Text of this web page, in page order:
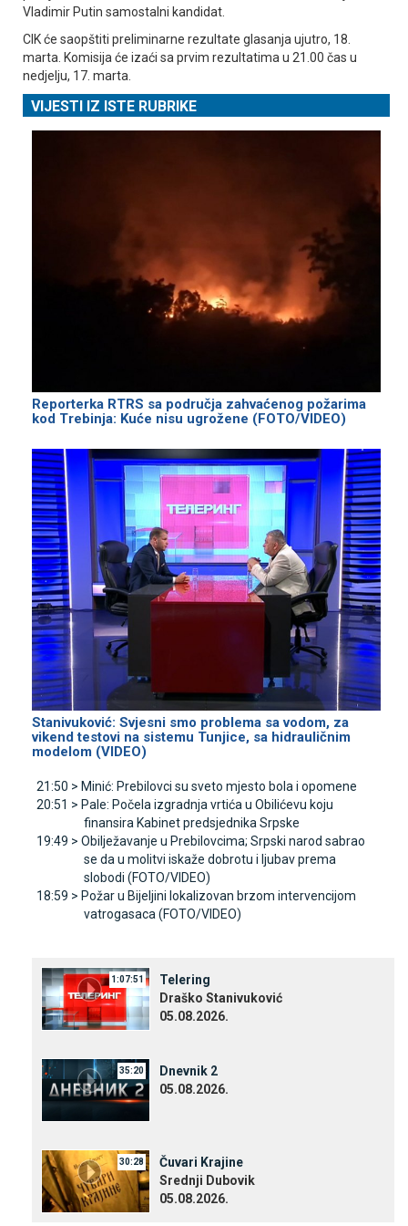
Vladimir Putin samostalni kandidat.
CIK će saopštiti preliminarne rezultate glasanja ujutro, 18.
marta. Komisija će izaći sa prvim rezultatima u 21.00 čas u
nedjelju, 17. marta.
VIJESTI IZ ISTE RUBRIKE
Reporterka RTRS sa područja zahvaćenog požarima
kod Trebinja: Kuće nisu ugrožene (FOTO/VIDEO)
Stanivuković: Svjesni smo problema sa vodom, za
vikend testovi na sistemu Tunjice, sa hidrauličnim
modelom (VIDEO)
21:50 > Minić: Prebilovci su sveto mjesto bola i opomene
20:51 > Pale: Počela izgradnja vrtića u Obilićevu koju
finansira Kabinet predsjednika Srpske
19:49 > Obilježavanje u Prebilovcima; Srpski narod sabrao
se da u molitvi iskaže dobrotu i ljubav prema
slobodi (FOTO/VIDEO)
18:59 > Požar u Bijeljini lokalizovan brzom intervencijom
vatrogasaca (FOTO/VIDEO)
1:07:51
Telering
Draško Stanivuković
05.08.2026.
35:20
Dnevnik 2
05.08.2026.
30:28
Čuvari Krajine
Srednji Dubovik
05.08.2026.